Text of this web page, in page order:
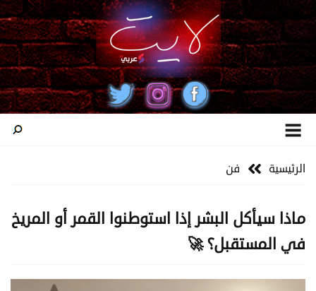
الرئيسية فن
ماذا سيأكل البشر إذا استوطنوا القمر أو المريخ
في المستقبل؟ 🚀